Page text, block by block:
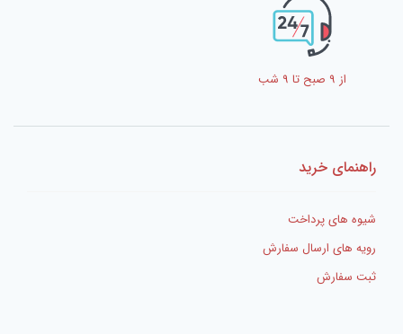
از 9 صبح تا 9 شب
راهنمای خرید
شیوه های پرداخت
رویه های ارسال سفارش
ثبت سفارش